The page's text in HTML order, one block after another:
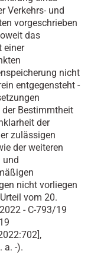
Verkehrs- und
vorgeschrieben
das
einer
nicht
entgegensteht -
Bestimmtheit
der
zulässigen
der weiteren
und
nicht vorliegen
vom 20.
- C-793/19
a. -).